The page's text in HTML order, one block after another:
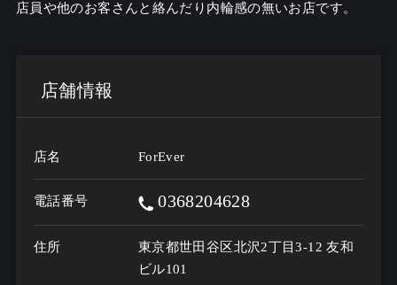
店員や他のお客さんと絡んだり内輪感の無いお店です。
店舗情報
店名 ForEver
電話番号 0368204628
住所
東京都世田谷区北沢2丁目3-12 友和
ビル101